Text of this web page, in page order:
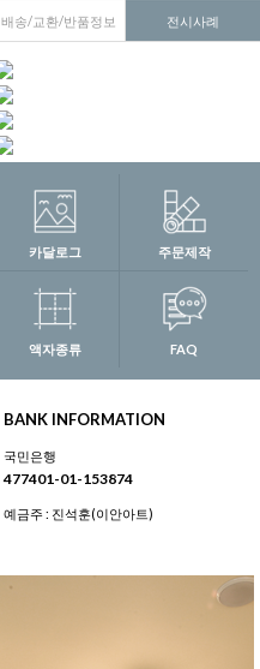
배송/교환/반품정보 전시사례
카달로그 주문제작
액자종류 FAQ
BANK INFORMATION
국민은행
477401-01-153874
예금주 : 진석훈(이안아트)